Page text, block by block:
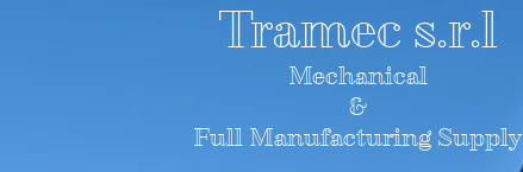
Tramec s.r.l
Mechanical
&
Full Manufacturing Supply